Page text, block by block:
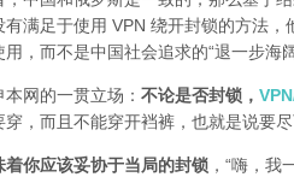
有满足于使用 VPN 绕开封锁的方法
，而不是中国社会追求的“退一步海阔
网的一贯立场： 不论是否封锁，
，而且不能穿开裆裤，也就是说要
着你应该妥协于当局的封锁 ，“嗨，